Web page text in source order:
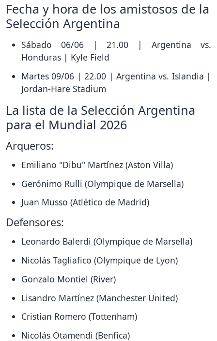
Fecha y hora de los amistosos de la
Selección Argentina
Sábado 06/06 | 21.00 | Argentina vs.
Honduras | Kyle Field
Martes 09/06 | 22.00 | Argentina vs. Islandia |
Jordan-Hare Stadium
La lista de la Selección Argentina
para el Mundial 2026
Arqueros:
Emiliano "Dibu" Martínez (Aston Villa)
Gerónimo Rulli (Olympique de Marsella)
Juan Musso (Atlético de Madrid)
Defensores:
Leonardo Balerdi (Olympique de Marsella)
Nicolás Tagliafico (Olympique de Lyon)
Gonzalo Montiel (River)
Lisandro Martínez (Manchester United)
Cristian Romero (Tottenham)
Nicolás Otamendi (Benfica)